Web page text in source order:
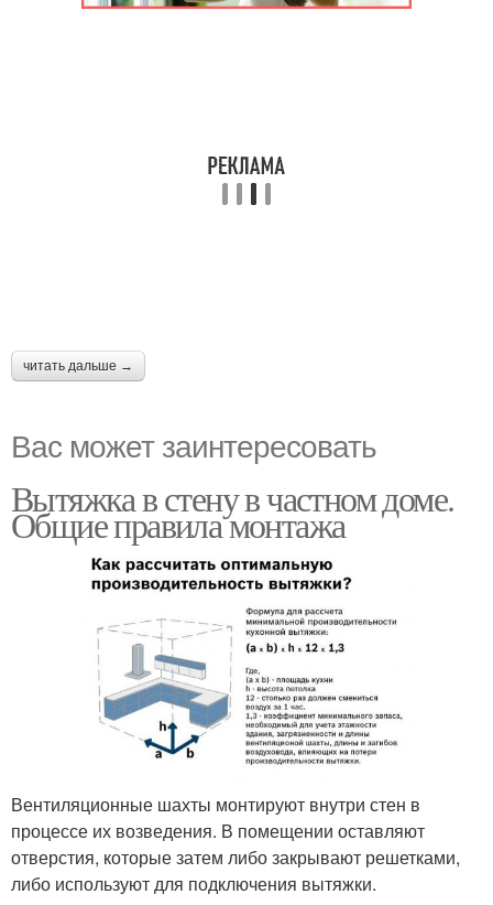
читать дальше →
Вас может заинтересовать
Вытяжка в стену в частном доме.
Общие правила монтажа
Вентиляционные шахты монтируют внутри стен в
процессе их возведения. В помещении оставляют
отверстия, которые затем либо закрывают решетками,
либо используют для подключения вытяжки.